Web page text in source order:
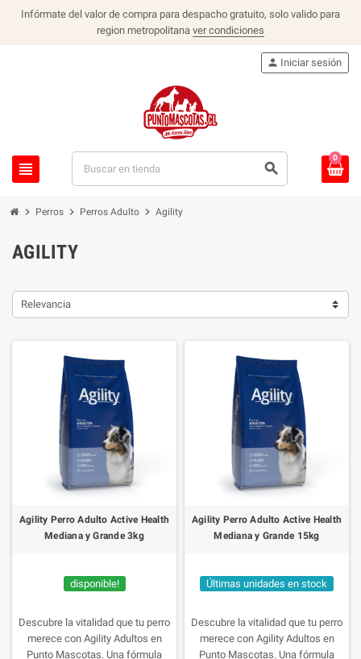
Infórmate del valor de compra para despacho gratuito, solo valido para
region metropolitana ver condiciones
view_headline search
person Iniciar sesión
0
chevron_right Perros chevron_right Perros Adulto chevron_right Agility
AGILITY
Relevancia
Agility Perro Adulto Active Health
Mediana y Grande 3kg
disponible!
Descubre la vitalidad que tu perro
merece con Agility Adultos en
Punto Mascotas. Una fórmula
Agility Perro Adulto Active Health
Mediana y Grande 15kg
Últimas unidades en stock
Descubre la vitalidad que tu perro
merece con Agility Adultos en
Punto Mascotas. Una fórmula